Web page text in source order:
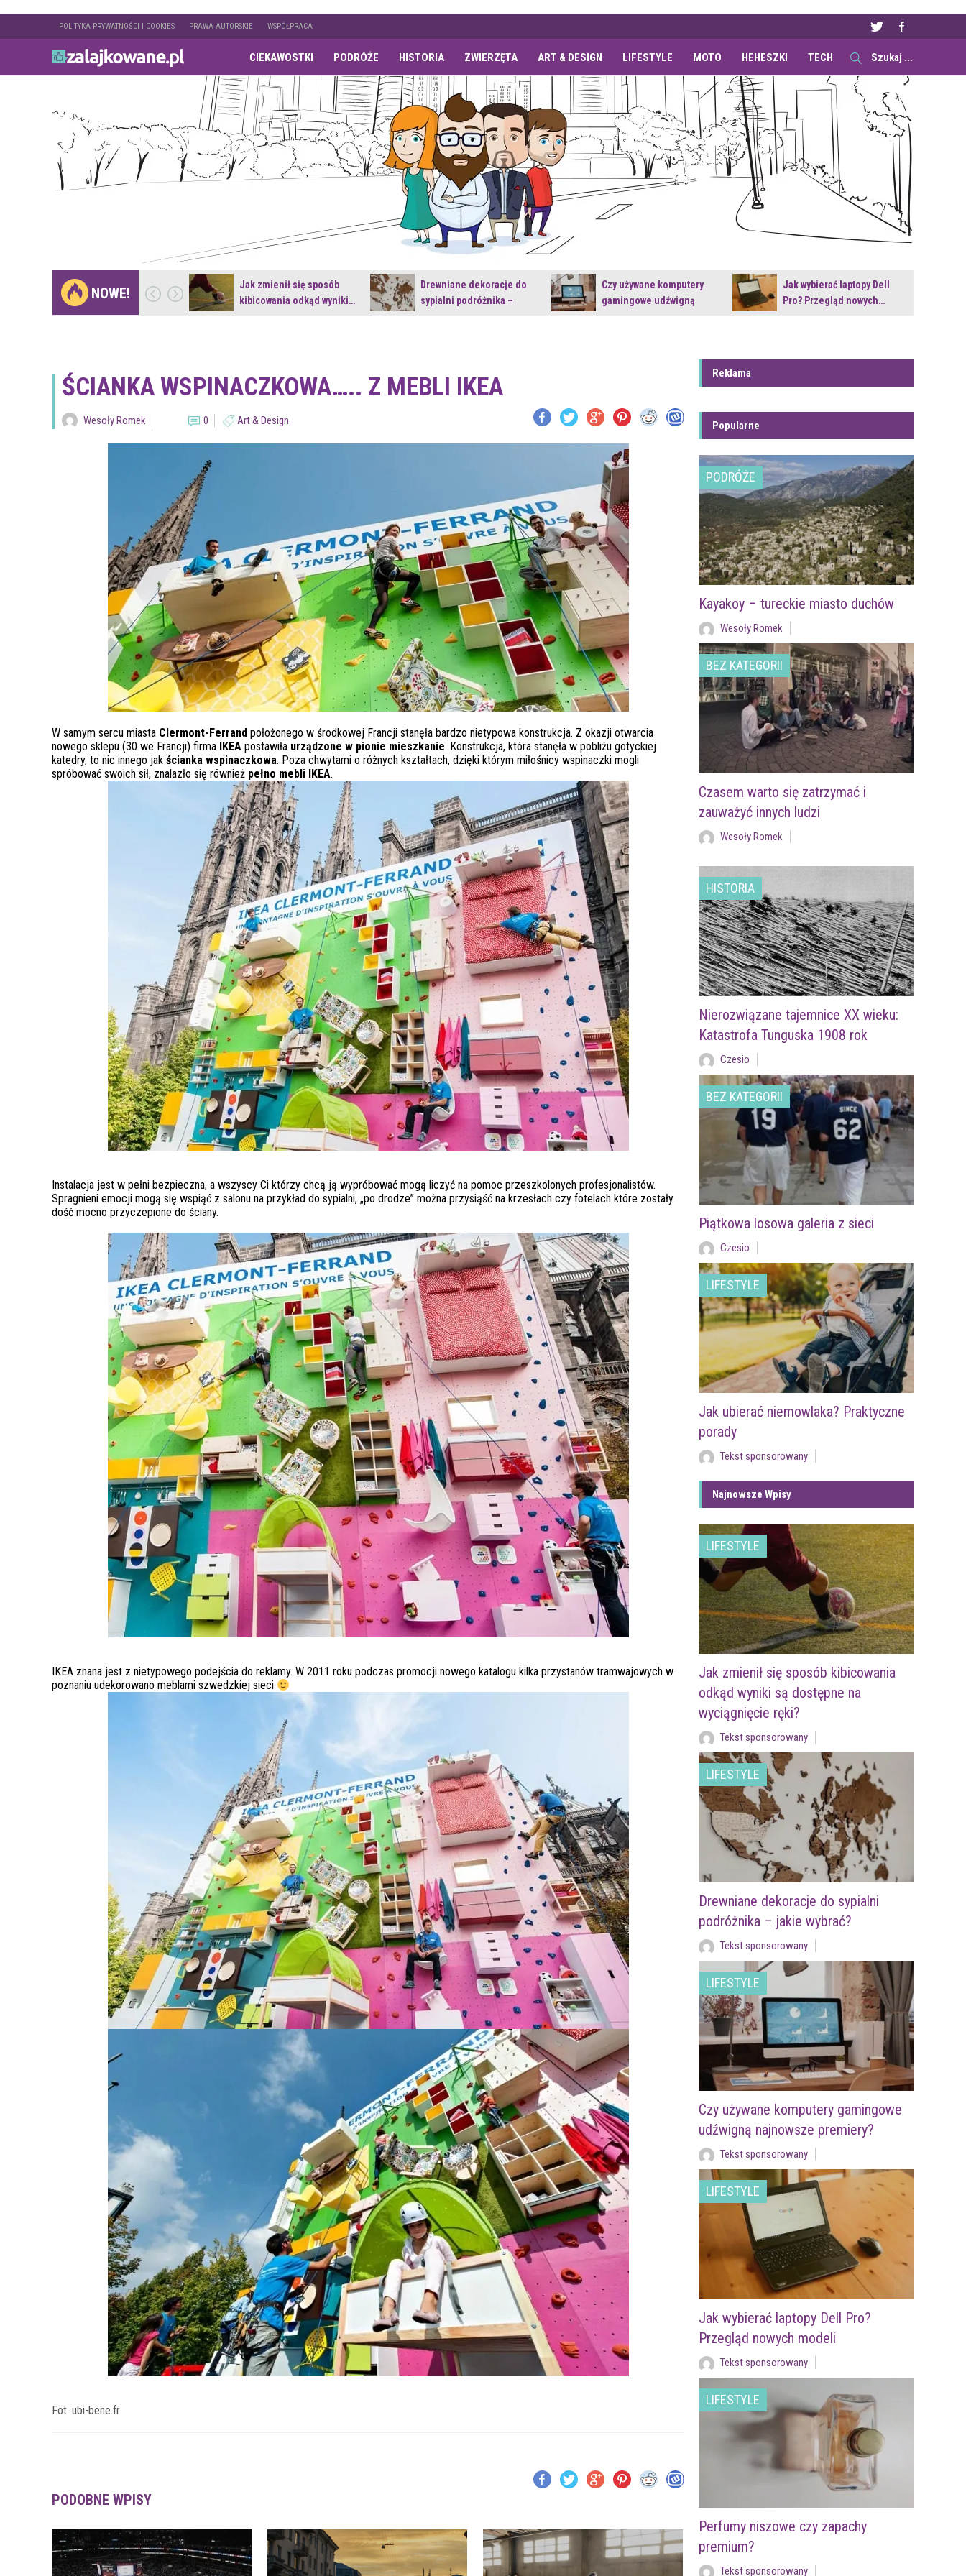
POLITYKA PRYWATNOŚCI I COOKIES PRAWA AUTORSKIE WSPÓŁPRACA
CIEKAWOSTKI PODRÓŻE HISTORIA ZWIERZĘTA ART & DESIGN LIFESTYLE MOTO HEHESZKI TECH
NOWE!
Gdzie pojechać na
weekend z naturą w…
Jak zmienił się sposób
kibicowania odkąd wyniki…
Drewniane dekoracje do
sypialni podróżnika –
Czy używane komputery
gamingowe udźwigną
Jak wybierać laptopy Dell
Pro? Przegląd nowych…
ŚCIANKA WSPINACZKOWA….. Z MEBLI IKEA
Wesoły Romek 0 Art & Design
W samym sercu miasta Clermont-Ferrand położonego w środkowej Francji stanęła bardzo nietypowa konstrukcja. Z okazji otwarcia
nowego sklepu (30 we Francji) firma IKEA postawiła urządzone w pionie mieszkanie. Konstrukcja, która stanęła w pobliżu gotyckiej
katedry, to nic innego jak ścianka wspinaczkowa. Poza chwytami o różnych kształtach, dzięki którym miłośnicy wspinaczki mogli
spróbować swoich sił, znalazło się również pełno mebli IKEA.
Instalacja jest w pełni bezpieczna, a wszyscy Ci którzy chcą ją wypróbować mogą liczyć na pomoc przeszkolonych profesjonalistów.
Spragnieni emocji mogą się wspiąć z salonu na przykład do sypialni, „po drodze” można przysiąść na krzesłach czy fotelach które zostały
dość mocno przyczepione do ściany.
IKEA znana jest z nietypowego podejścia do reklamy. W 2011 roku podczas promocji nowego katalogu kilka przystanów tramwajowych w
poznaniu udekorowano meblami szwedzkiej sieci
Fot. ubi-bene.fr
PODOBNE WPISY
Reklama
Popularne
PODRÓŻE
Kayakoy – tureckie miasto duchów
Wesoły Romek
BEZ KATEGORII
Czasem warto się zatrzymać i
zauważyć innych ludzi
Wesoły Romek
HISTORIA
Nierozwiązane tajemnice XX wieku:
Katastrofa Tunguska 1908 rok
Czesio
BEZ KATEGORII
Piątkowa losowa galeria z sieci
Czesio
LIFESTYLE
Jak ubierać niemowlaka? Praktyczne
porady
Tekst sponsorowany
Najnowsze Wpisy
LIFESTYLE
Jak zmienił się sposób kibicowania
odkąd wyniki są dostępne na
wyciągnięcie ręki?
Tekst sponsorowany
LIFESTYLE
Drewniane dekoracje do sypialni
podróżnika – jakie wybrać?
Tekst sponsorowany
LIFESTYLE
Czy używane komputery gamingowe
udźwigną najnowsze premiery?
Tekst sponsorowany
LIFESTYLE
Jak wybierać laptopy Dell Pro?
Przegląd nowych modeli
Tekst sponsorowany
LIFESTYLE
Perfumy niszowe czy zapachy
premium?
Tekst sponsorowany